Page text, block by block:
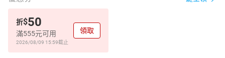
折$50
滿555元可用
2026/08/09 15:59截止
領取